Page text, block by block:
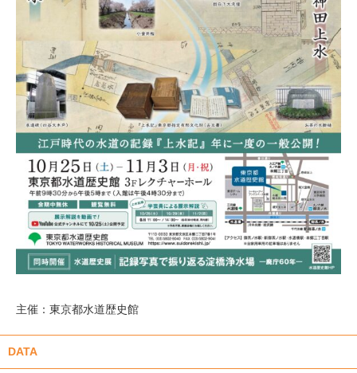
主催：東京都水道歴史館
DATA